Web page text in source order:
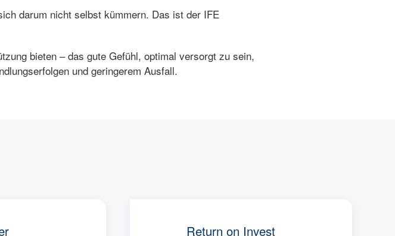
darum nicht selbst kümmern. Das ist der IFE
bieten – das gute Gefühl, optimal versorgt zu sein,
und geringerem Ausfall.
Return on Invest